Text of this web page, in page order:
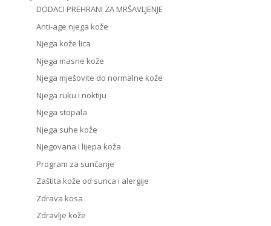
DODACI PREHRANI ZA MRŠAVLJENJE
Anti-age njega kože
Njega kože lica
Njega masne kože
Njega mješovite do normalne kože
Njega ruku i noktiju
Njega stopala
Njega suhe kože
Njegovana i lijepa koža
Program za sunčanje
Zaštita kože od sunca i alergije
Zdrava kosa
Zdravlje kože